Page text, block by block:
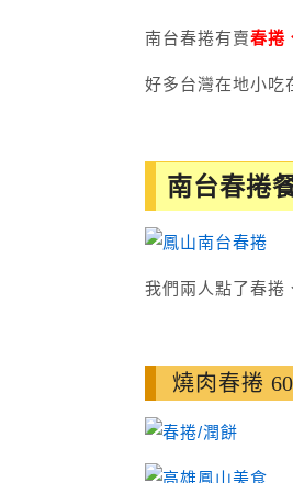
南台春捲有賣春捲
好多台灣在地小吃
南台春捲
我們兩人點了春捲
燒肉春捲